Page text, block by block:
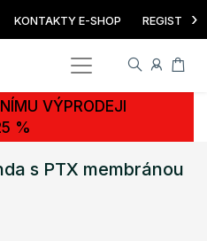
KONTAKTY E-SHOP ›
VÝPRODEJI
%
s PTX membránou